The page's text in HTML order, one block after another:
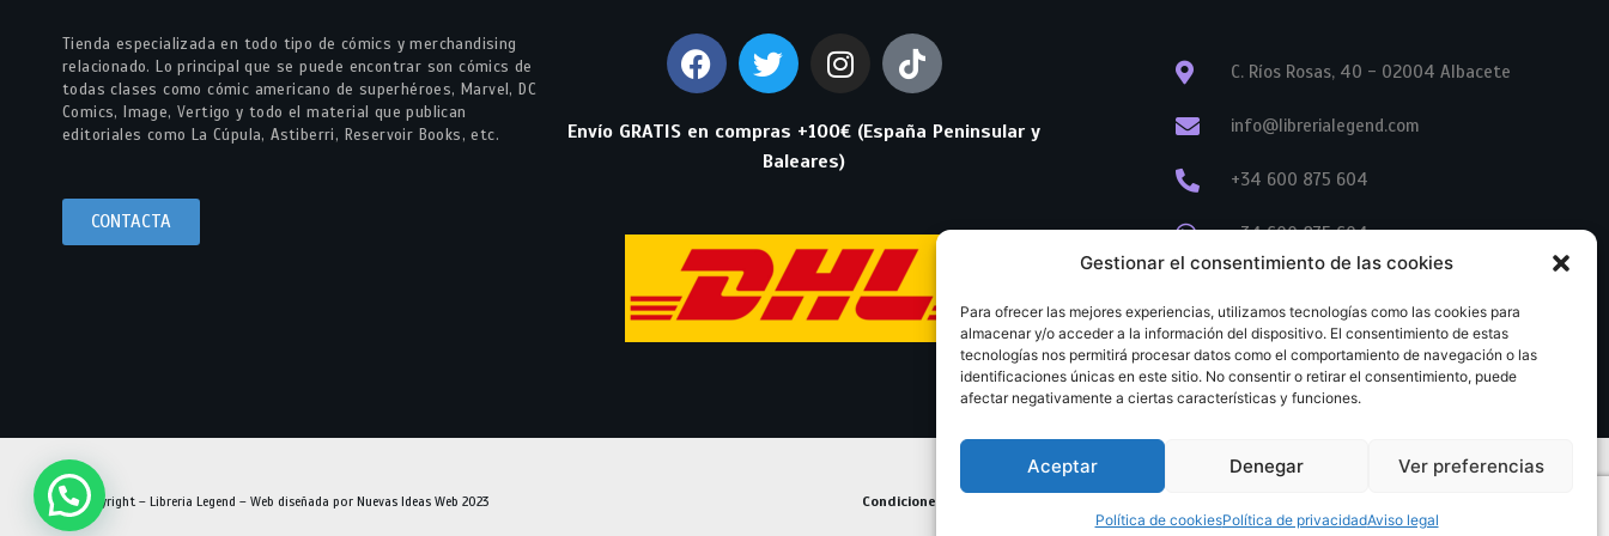
Gestionar el consentimiento de las cookies
Para ofrecer las mejores experiencias, utilizamos tecnologías como las cookies para
almacenar y/o acceder a la información del dispositivo. El consentimiento de estas
tecnologías nos permitirá procesar datos como el comportamiento de navegación o las
identificaciones únicas en este sitio. No consentir o retirar el consentimiento, puede
afectar negativamente a ciertas características y funciones.
Aceptar Denegar Ver preferencias
Política de cookiesPolítica de privacidadAviso legal
Tienda especializada en todo tipo de cómics y merchandising
relacionado. Lo principal que se puede encontrar son cómics de
todas clases como cómic americano de superhéroes, Marvel, DC
Comics, Image, Vertigo y todo el material que publican
editoriales como La Cúpula, Astiberri, Reservoir Books, etc.
CONTACTA
Envío GRATIS en compras +100€ (España Peninsular y
Baleares)
C. Ríos Rosas, 40 - 02004 Albacete
info@librerialegend.com
+34 600 875 604
+34 600 875 604
© Copyright – Libreria Legend – Web diseñada por Nuevas Ideas Web 2023 Condiciones Generales de Contratación